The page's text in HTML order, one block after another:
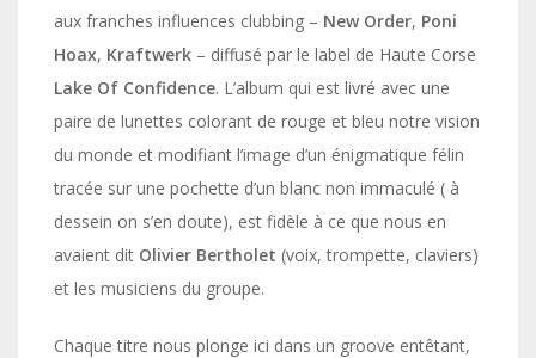
aux franches influences clubbing – New Order, Poni
Hoax, Kraftwerk – diffusé par le label de Haute Corse
Lake Of Confidence. L’album qui est livré avec une
paire de lunettes colorant de rouge et bleu notre vision
du monde et modifiant l’image d’un énigmatique félin
tracée sur une pochette d’un blanc non immaculé ( à
dessein on s’en doute), est fidèle à ce que nous en
avaient dit Olivier Bertholet (voix, trompette, claviers)
et les musiciens du groupe.
Chaque titre nous plonge ici dans un groove entêtant,